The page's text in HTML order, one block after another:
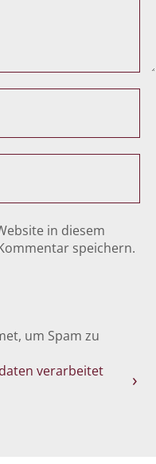
in diesem
speichern.
um Spam zu
verarbeitet